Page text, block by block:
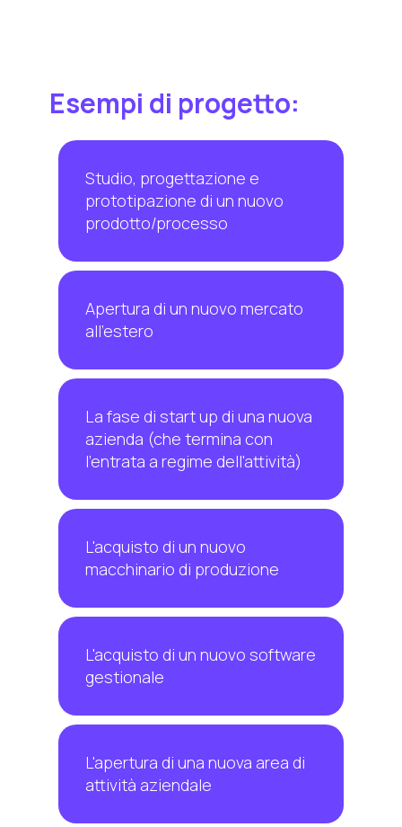
Esempi di progetto:
Studio, progettazione e
prototipazione di un nuovo
prodotto/processo
Apertura di un nuovo mercato
all'estero
La fase di start up di una nuova
azienda (che termina con
l'entrata a regime dell'attività)
L'acquisto di un nuovo
macchinario di produzione
L'acquisto di un nuovo software
gestionale
L'apertura di una nuova area di
attività aziendale